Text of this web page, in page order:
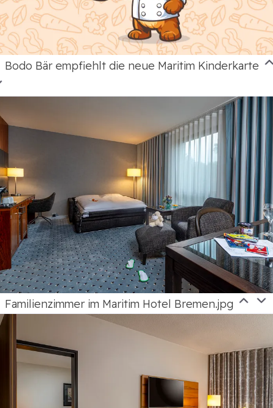
Bodo Bär empfiehlt die neue Maritim Kinderkarte
Familienzimmer im Maritim Hotel Bremen.jpg